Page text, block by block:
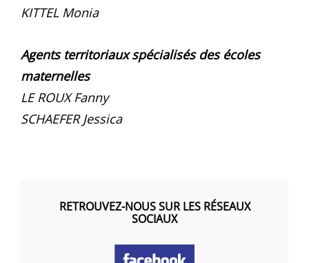
KITTEL Monia
Agents territoriaux spécialisés des écoles
maternelles
LE ROUX Fanny
SCHAEFER Jessica
RETROUVEZ-NOUS SUR LES RÉSEAUX
SOCIAUX